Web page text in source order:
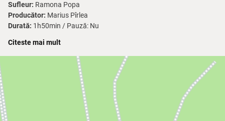
Sufleur: Ramona Popa
Producător: Marius Pîrlea
Durată: 1h50min / Pauză: Nu
Iubitul meu dușman
, Gianina Cărbunariu plasează acțiunea într-
o reuniune de familie din ajunul Crăciunului, într-o casă de vacanță
din România. Membrii unei familii și câțiva prieteni apropiați se
întâlnesc pentru a petrece sărbătorile și a pregăti botezul unui copil.
Discuțiile aparent obișnuite despre viața de zi cu zi alunecă treptat
Citeste mai mult